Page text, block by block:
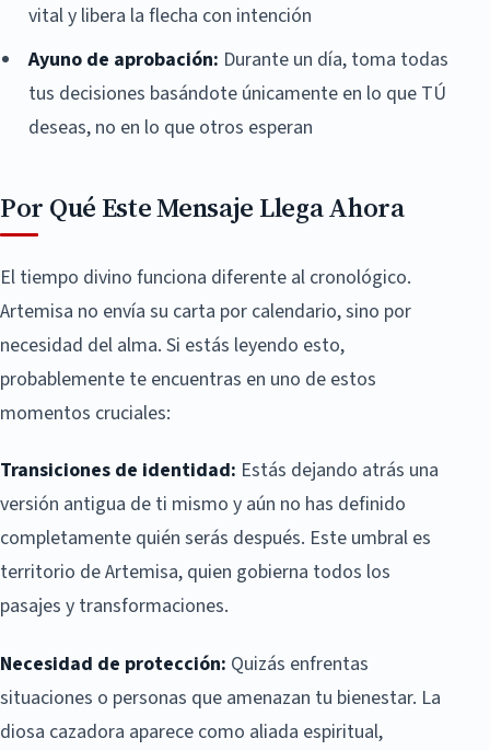
vital y libera la flecha con intención
Ayuno de aprobación: Durante un día, toma todas
tus decisiones basándote únicamente en lo que TÚ
deseas, no en lo que otros esperan
Por Qué Este Mensaje Llega Ahora
El tiempo divino funciona diferente al cronológico.
Artemisa no envía su carta por calendario, sino por
necesidad del alma. Si estás leyendo esto,
probablemente te encuentras en uno de estos
momentos cruciales:
Transiciones de identidad: Estás dejando atrás una
versión antigua de ti mismo y aún no has definido
completamente quién serás después. Este umbral es
territorio de Artemisa, quien gobierna todos los
pasajes y transformaciones.
Necesidad de protección: Quizás enfrentas
situaciones o personas que amenazan tu bienestar. La
diosa cazadora aparece como aliada espiritual,